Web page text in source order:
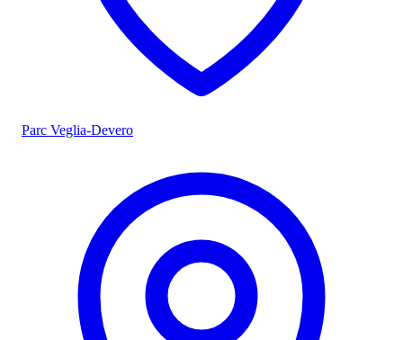
Parc Veglia-Devero